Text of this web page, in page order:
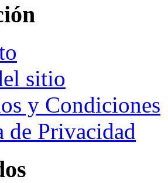
sitio
y Condiciones
de Privacidad